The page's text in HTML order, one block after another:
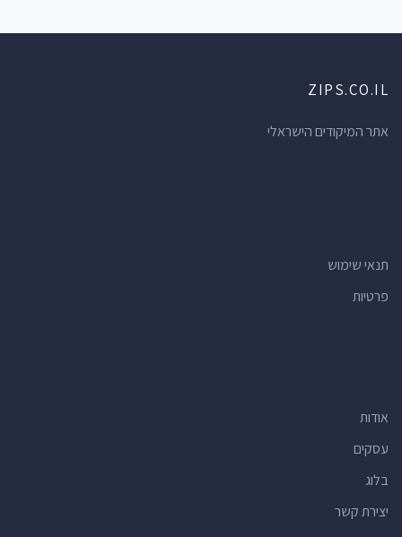
ZIPS.CO.IL
אתר המיקודים הישראלי
תנאי שימוש
פרטיות
אודות
עסקים
בלוג
יצירת קשר